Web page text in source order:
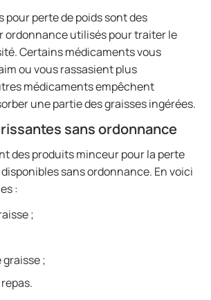
pour perte de poids sont des
ordonnance utilisés pour traiter le
Certains médicaments vous
ou vous rassasient plus
médicaments empêchent
une partie des graisses ingérées.
sans ordonnance
des produits minceur pour la perte
sans ordonnance. En voici
:
;
;